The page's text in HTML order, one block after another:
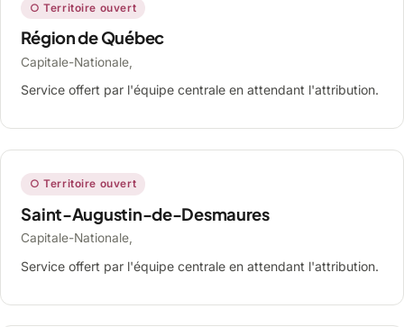
○ Territoire ouvert
Région de Québec
Capitale-Nationale,
Service offert par l'équipe centrale en attendant l'attribution.
○ Territoire ouvert
Saint-Augustin-de-Desmaures
Capitale-Nationale,
Service offert par l'équipe centrale en attendant l'attribution.